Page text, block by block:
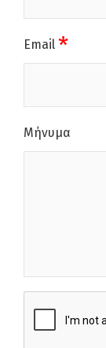
Email *
Μήνυμα